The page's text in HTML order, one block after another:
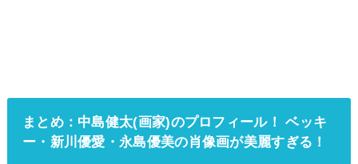
まとめ：中島健太(画家)のプロフィール！ ベッキ
ー・新川優愛・永島優美の肖像画が美麗すぎる！